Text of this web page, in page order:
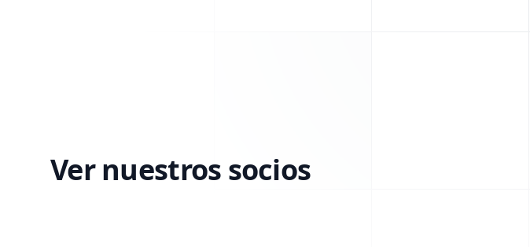
Ver nuestros socios